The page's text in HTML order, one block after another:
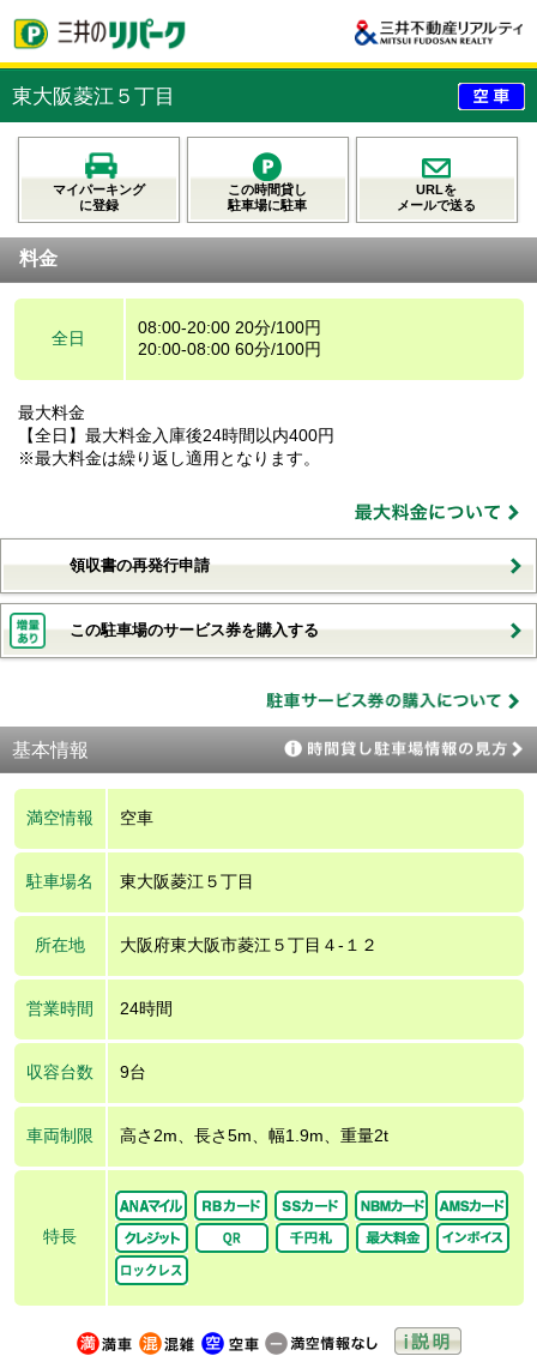
東大阪菱江５丁目
マイパーキング
に登録
この時間貸し
駐車場に駐車
URLを
メールで送る
料金
全日
08:00-20:00 20分/100円
20:00-08:00 60分/100円
最大料金
【全日】最大料金入庫後24時間以内400円
※最大料金は繰り返し適用となります。
領収書の再発行申請
この駐車場のサービス券を購入する
基本情報
満空情報 空車
駐車場名 東大阪菱江５丁目
所在地 大阪府東大阪市菱江５丁目４‐１２
営業時間 24時間
収容台数 9台
車両制限 高さ2m、長さ5m、幅1.9m、重量2t
特長